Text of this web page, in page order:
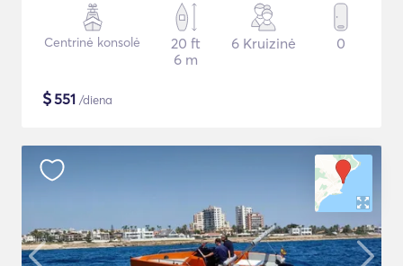
Centrinė konsolė
20 ft
6 m
6 Kruizinė 0
$551 /diena